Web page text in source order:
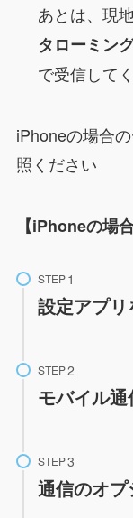
あとは、現
タローミン
で受信して
iPhoneの場合
照ください
【iPhoneの場
STEP
設定アプ
STEP
モバイル通
STEP
通信のオ